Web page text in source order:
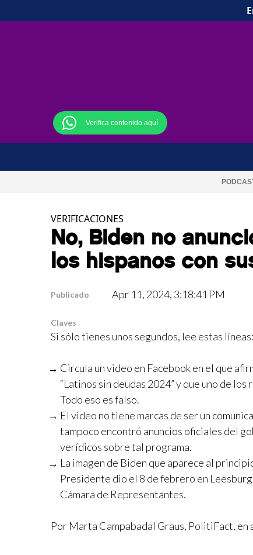
Verifica contenido aquí
VERIFICACIONES
No, Biden no
los hispanos con
Publicado Apr 11, 2024, 3:18:41 PM
Claves
Si sólo tienes unos segundos, lee estas líneas:
Circula un video en Facebook en el que
“Latinos sin deudas 2024” y que uno de
Todo eso es falso.
El video no tiene marcas de ser un
tampoco encontró anuncios oficiales del
verídicos sobre tal programa.
La imagen de Biden que aparece al
Presidente dio el 8 de febrero en
Cámara de Representantes.
Por Marta Campabadal Graus, PolitiFact, en